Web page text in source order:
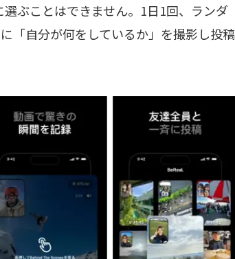
ぶことはできません。1日1回、ランダ
「自分が何をしているか」を撮影し投稿